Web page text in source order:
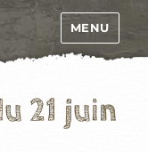
MENU
21 juin